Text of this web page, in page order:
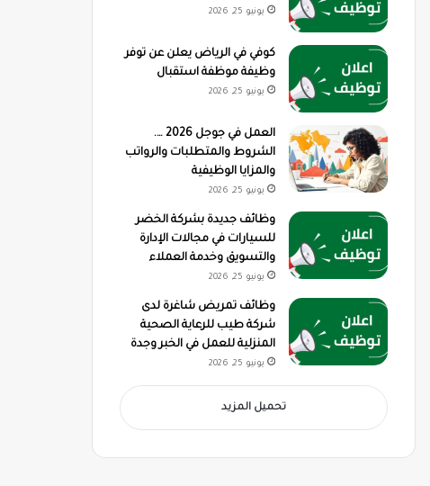
يونيو 25, 2026
كوفي في الرياض يعلن عن توفر
وظيفة موظفة استقبال
يونيو 25, 2026
العمل في جوجل 2026 ….
الشروط والمتطلبات والرواتب
والمزايا الوظيفية
يونيو 25, 2026
وظائف جديدة بشركة الخضر
للسيارات في مجالات الإدارة
والتسويق وخدمة العملاء
يونيو 25, 2026
وظائف تمريض شاغرة لدى
شركة طيب للرعاية الصحية
المنزلية للعمل في الخبر وجدة
يونيو 25, 2026
تحميل المزيد